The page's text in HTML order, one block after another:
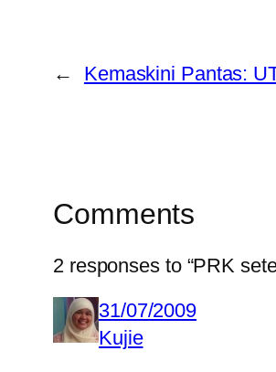
← Kemaskini Pantas:
Comments
2 responses to “PRK
31/07/2009
Kujie